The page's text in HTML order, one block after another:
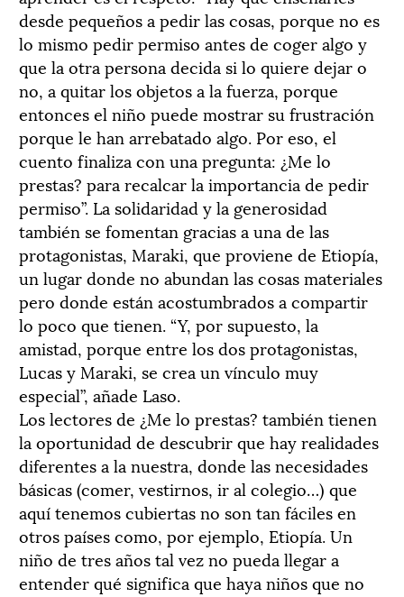
desde pequeños a pedir las cosas, porque no es
lo mismo pedir permiso antes de coger algo y
que la otra persona decida si lo quiere dejar o
no, a quitar los objetos a la fuerza, porque
entonces el niño puede mostrar su frustración
porque le han arrebatado algo. Por eso, el
cuento finaliza con una pregunta: ¿Me lo
prestas? para recalcar la importancia de pedir
permiso”. La solidaridad y la generosidad
también se fomentan gracias a una de las
protagonistas, Maraki, que proviene de Etiopía,
un lugar donde no abundan las cosas materiales
pero donde están acostumbrados a compartir
lo poco que tienen. “Y, por supuesto, la
amistad, porque entre los dos protagonistas,
Lucas y Maraki, se crea un vínculo muy
especial”, añade Laso.
Los lectores de ¿Me lo prestas? también tienen
la oportunidad de descubrir que hay realidades
diferentes a la nuestra, donde las necesidades
básicas (comer, vestirnos, ir al colegio…) que
aquí tenemos cubiertas no son tan fáciles en
otros países como, por ejemplo, Etiopía. Un
niño de tres años tal vez no pueda llegar a
entender qué significa que haya niños que no